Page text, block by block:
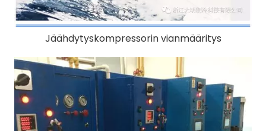
Jäähdytyskompressorin vianmääritys